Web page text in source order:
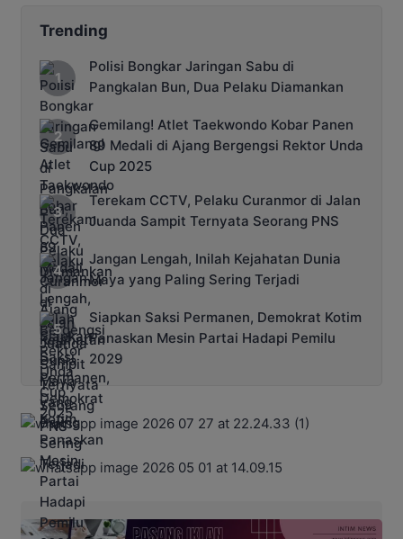
Trending
Polisi Bongkar Jaringan Sabu di
Pangkalan Bun, Dua Pelaku Diamankan
Gemilang! Atlet Taekwondo Kobar Panen
89 Medali di Ajang Bergengsi Rektor Unda
Cup 2025
Terekam CCTV, Pelaku Curanmor di Jalan
Juanda Sampit Ternyata Seorang PNS
Jangan Lengah, Inilah Kejahatan Dunia
Maya yang Paling Sering Terjadi
Siapkan Saksi Permanen, Demokrat Kotim
Panaskan Mesin Partai Hadapi Pemilu
2029